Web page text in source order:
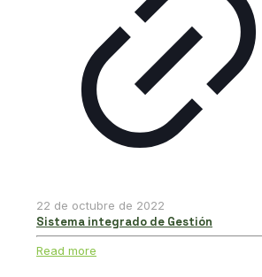
22 de octubre de 2022
Sistema integrado de Gestión
Read more